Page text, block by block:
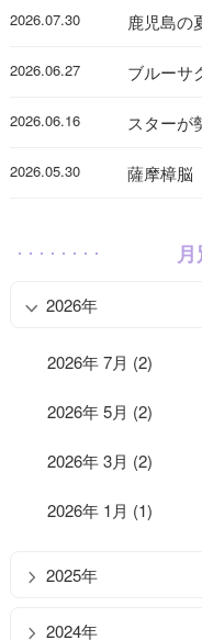
2026.07.30 鹿児島の
2026.06.27 ブルー
2026.06.16 スター
2026.05.30 薩摩樟脳
月
2026年
2026年 7月 (2)
2026年 5月 (2)
2026年 3月 (2)
2026年 1月 (1)
2025年
2024年